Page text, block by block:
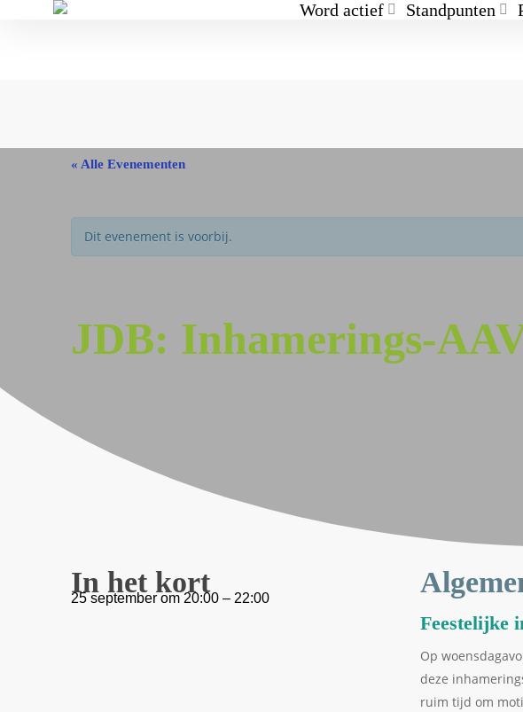
Word actief Standpunten
« Alle Evenementen
Dit evenement is voorbij.
JDB: Inhamerings-
In het kort
25 september om 20:00 – 22:00
Feestelijke
Op
deze
ruim tijd om